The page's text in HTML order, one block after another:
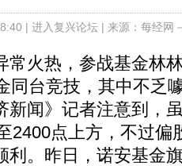
| 进入复兴论坛| 来源：每经网
火热，参战基金林
同台竞技，其中不乏
新闻》记者注意到，
2400点上方，不过偏
利。昨日，诺安基金